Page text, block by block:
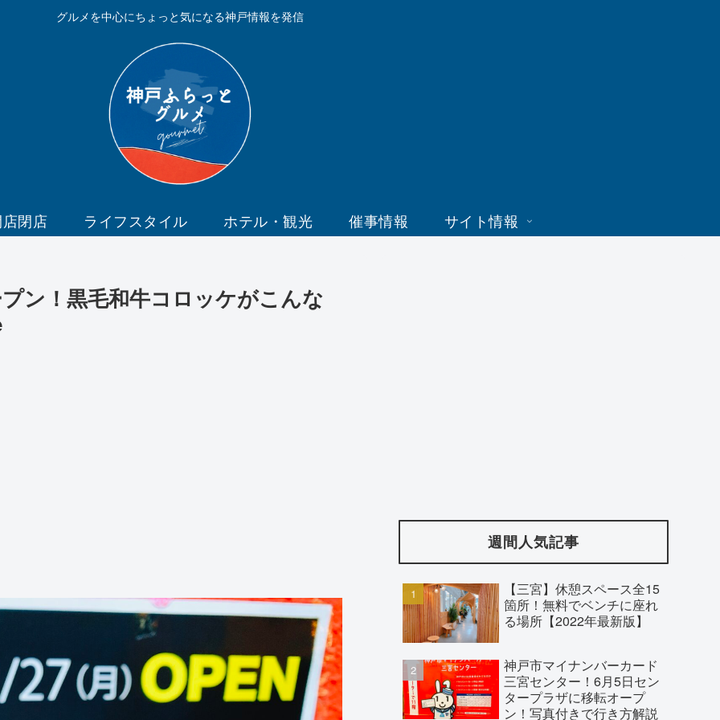
グルメを中心にちょっと気になる神戸情報を発信
閉店 ライフスタイル ホテル・観光 催事情報 サイト情報
ン！黒毛和牛コロッケがこんな
週間人気記事
【三宮】休憩スペース全15
箇所！無料でベンチに座れ
る場所【2022年最新版】
神戸市マイナンバーカード
三宮センター！6月5日セン
タープラザに移転オープ
ン！写真付きで行き方解説